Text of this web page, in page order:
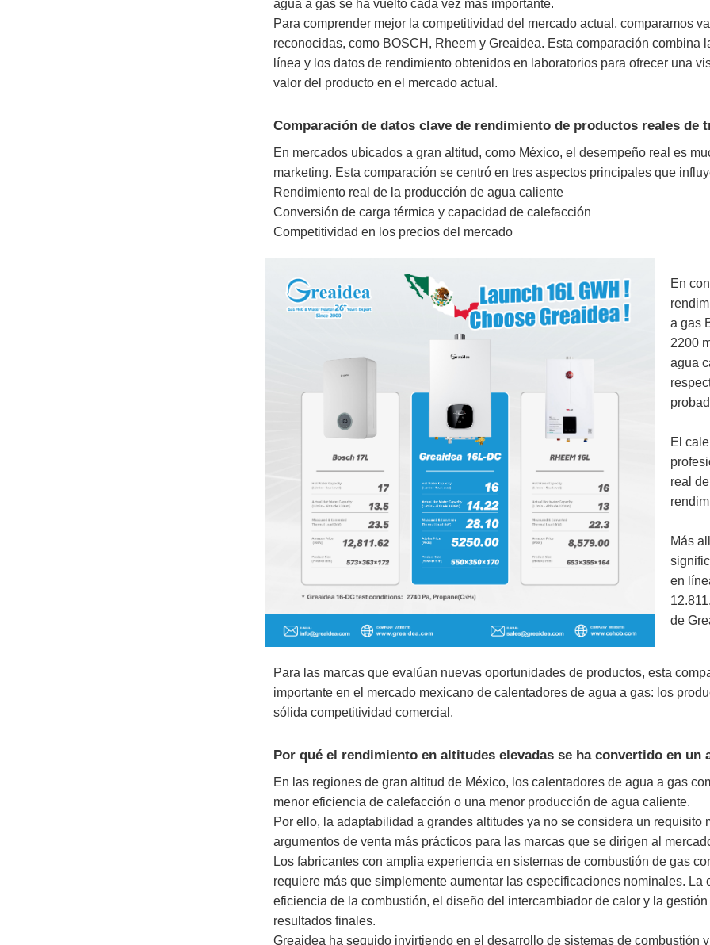
agua a gas se ha vuelto cada vez más importante.
Para comprender mejor la competitividad del mercado actual, comparamos
reconocidas, como BOSCH, Rheem y Greaidea. Esta comparación
línea y los datos de rendimiento obtenidos en laboratorios para ofrecer una
valor del producto en el mercado actual.
Comparación de datos clave de rendimiento de productos reales de
En mercados ubicados a gran altitud, como México, el desempeño real es
marketing. Esta comparación se centró en tres aspectos principales que
Rendimiento real de la producción de agua caliente
Conversión de carga térmica y capacidad de calefacción
Competitividad en los precios del mercado
En
a gas
2200
agua
El
real
Más
en
de
Para las marcas que evalúan nuevas oportunidades de productos, esta
importante en el mercado mexicano de calentadores de agua a gas: los
sólida competitividad comercial.
Por qué el rendimiento en altitudes elevadas se ha convertido en un
En las regiones de gran altitud de México, los calentadores de agua a gas
menor eficiencia de calefacción o una menor producción de agua caliente.
Por ello, la adaptabilidad a grandes altitudes ya no se considera un
argumentos de venta más prácticos para las marcas que se dirigen al
Los fabricantes con amplia experiencia en sistemas de combustión de gas
requiere más que simplemente aumentar las especificaciones nominales.
eficiencia de la combustión, el diseño del intercambiador de calor y la
resultados finales.
Greaidea ha seguido invirtiendo en el desarrollo de sistemas de combustión